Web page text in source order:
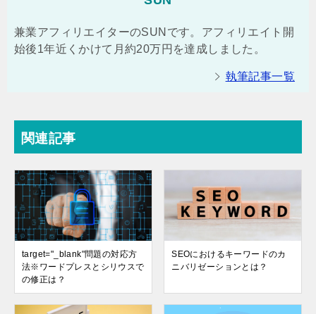
兼業アフィリエイターのSUNです。アフィリエイト開
始後1年近くかけて月約20万円を達成しました。
執筆記事一覧
関連記事
target="_blank"問題の対応方
法※ワードプレスとシリウスで
の修正は？
SEOにおけるキーワードのカ
ニバリゼーションとは？